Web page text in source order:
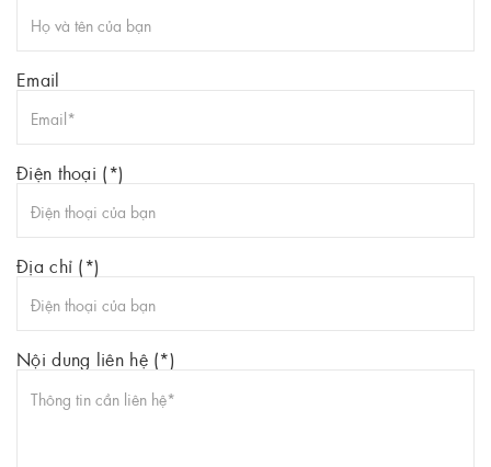
Email
Điện thoại (*)
Địa chỉ (*)
Nội dung liên hệ (*)